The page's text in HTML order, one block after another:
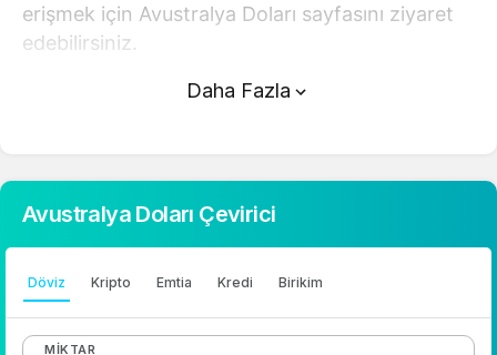
erişmek için Avustralya Doları sayfasını ziyaret
edebilirsiniz.
Avustralya Doları (TL) fiyatı bugün
yaklaşık işlem hacmi 0. Fiyatı son 24 saatte
Avustralya Doları hesaplama işlemleri için,
sayfanın üstünde yer alan çevirici aracını
Daha Fazla
Avustralya Doları Çevirici
Döviz Kripto Emtia Kredi Birikim
MIKTAR